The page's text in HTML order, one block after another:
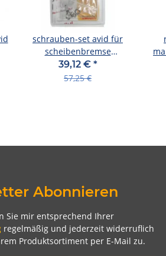
schrauben-set avid für
scheibenbremse
titanium t25
inkl.beilagscheib.standard
39,12 € *
57,25 €
Abonnieren
Sie mir entsprechend Ihrer
regelmäßig und jederzeit widerruflich
Produktsortiment per E-Mail zu.